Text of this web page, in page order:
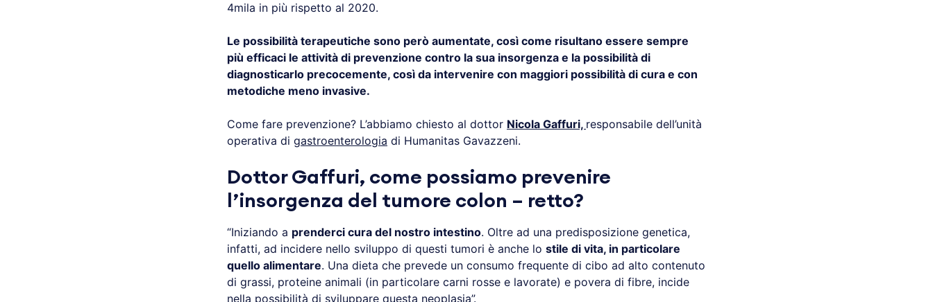
4mila in più rispetto al 2020.
Le possibilità terapeutiche sono però aumentate, così come risultano essere sempre
più efficaci le attività di prevenzione contro la sua insorgenza e la possibilità di
diagnosticarlo precocemente, così da intervenire con maggiori possibilità di cura e con
metodiche meno invasive.
Come fare prevenzione? L’abbiamo chiesto al dottor Nicola Gaffuri, responsabile dell’unità
operativa di gastroenterologia di Humanitas Gavazzeni.
Dottor Gaffuri, come possiamo prevenire
l’insorgenza del tumore colon – retto?
“Iniziando a prenderci cura del nostro intestino. Oltre ad una predisposizione genetica,
infatti, ad incidere nello sviluppo di questi tumori è anche lo stile di vita, in particolare
quello alimentare. Una dieta che prevede un consumo frequente di cibo ad alto contenuto
di grassi, proteine animali (in particolare carni rosse e lavorate) e povera di fibre, incide
nella possibilità di sviluppare questa neoplasia”.